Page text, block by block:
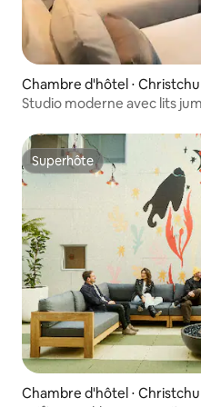
Chambre d'hôtel ⋅
Studio moderne avec lits
Superhôte
Superhôte
Chambre d'hôtel ⋅